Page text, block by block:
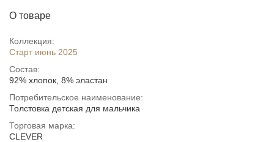
О товаре
Коллекция:
Старт июнь 2025
Состав:
92% хлопок, 8% эластан
Потребительское наименование:
Толстовка детская для мальчика
Торговая марка:
CLEVER